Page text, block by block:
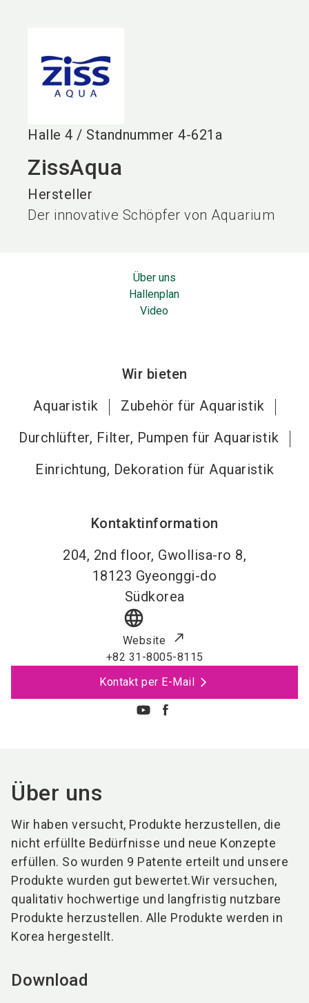
Halle 4 / Standnummer 4-621a
ZissAqua
Hersteller
Der innovative Schöpfer von Aquarium
Über uns
Hallenplan
Video
Wir bieten
Aquaristik
Zubehör für Aquaristik
Durchlüfter, Filter, Pumpen für Aquaristik
Einrichtung, Dekoration für Aquaristik
Kontaktinformation
204, 2nd floor, Gwollisa-ro 8,
18123 Gyeonggi-do
Südkorea
language
Website
+82 31-8005-8115
Kontakt per E-Mail
Über uns
Wir haben versucht, Produkte herzustellen, die
nicht erfüllte Bedürfnisse und neue Konzepte
erfüllen. So wurden 9 Patente erteilt und unsere
Produkte wurden gut bewertet.Wir versuchen,
qualitativ hochwertige und langfristig nutzbare
Produkte herzustellen. Alle Produkte werden in
Korea hergestellt.
Download